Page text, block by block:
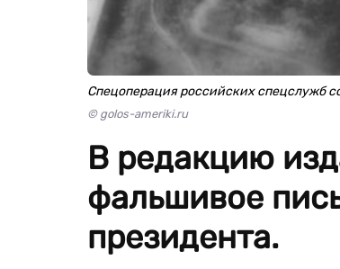
Спецоперация российских спецслужб
© golos-ameriki.ru
В редакцию
фальшивое
президента.